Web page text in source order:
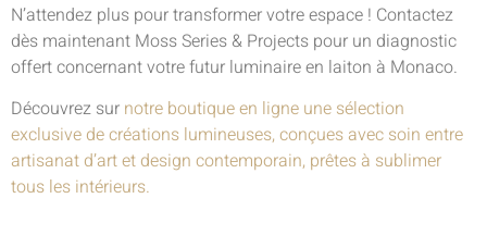
N’attendez plus pour transformer votre espace ! Contactez
dès maintenant Moss Series & Projects pour un diagnostic
offert concernant votre futur luminaire en laiton à Monaco.
Découvrez sur notre boutique en ligne une sélection
exclusive de créations lumineuses, conçues avec soin entre
artisanat d’art et design contemporain, prêtes à sublimer
tous les intérieurs.